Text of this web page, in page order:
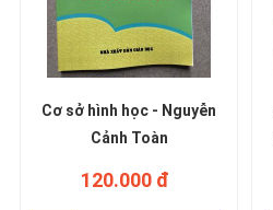
Cơ sở hình học - Nguyễn
Cảnh Toàn
120.000 đ